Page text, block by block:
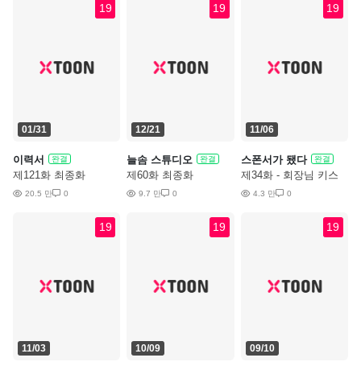
19
01/31
이력서 완결
제121화 최종화
20.5 만 0
19
12/21
늘솜 스튜디오 완결
제60화 최종화
9.7 만 0
19
11/06
스폰서가 됐다 완결
제34화 - 회장님 키스
후원 감사합니다♥
4.3 만 0
19
11/03
19
10/09
19
09/10